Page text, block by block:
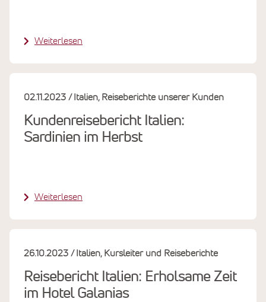
Weiterlesen
Kundenreisebericht Italien:
Sardinien im Herbst
02.11.2023 Italien Reiseberichte unserer Kunden
Weiterlesen
Reisebericht Italien: Erholsame Zeit
im Hotel Galanias
26.10.2023 Italien Kursleiter und Reiseberichte